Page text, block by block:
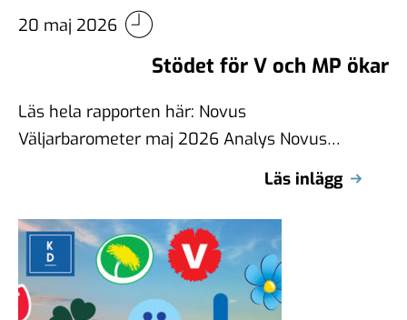
20 maj 2026
Stödet för V och MP ökar
Läs hela rapporten här: Novus
Väljarbarometer maj 2026 Analys Novus
Vänsterpartiet …
Läs inlägg